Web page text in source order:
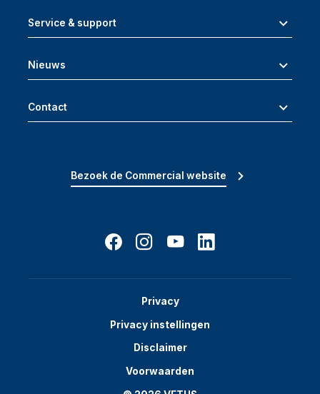
Service & support
Nieuws
Contact
Bezoek de Commercial website
Privacy
Privacy instellingen
Disclaimer
Voorwaarden